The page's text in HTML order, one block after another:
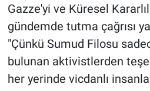
Gazze'yi ve Küresel
gündemde tutma çağrısı
"Çünkü Sumud Filosu
bulunan aktivistlerden
her yerinde vicdanlı